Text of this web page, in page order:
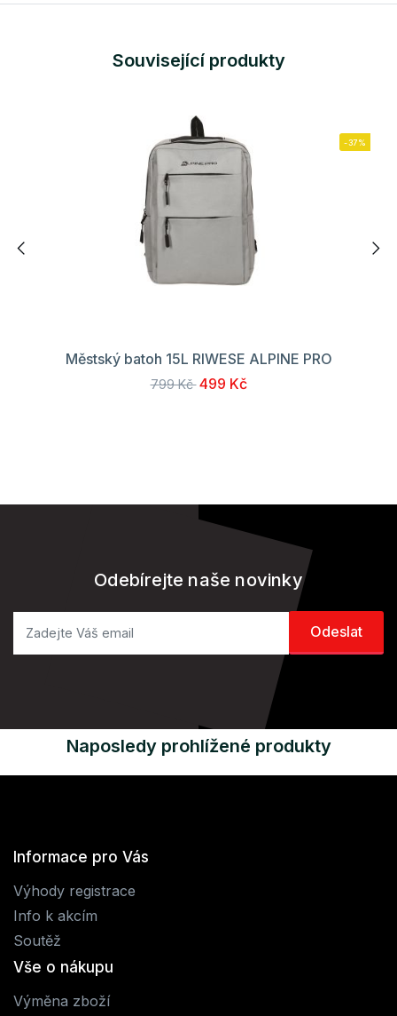
Související produkty
-37%
Městský batoh 15L RIWESE ALPINE PRO
799 Kč 499 Kč
Odebírejte naše novinky
Naposledy prohlížené produkty
Informace pro Vás
Výhody registrace
Info k akcím
Soutěž
Vše o nákupu
Výměna zboží